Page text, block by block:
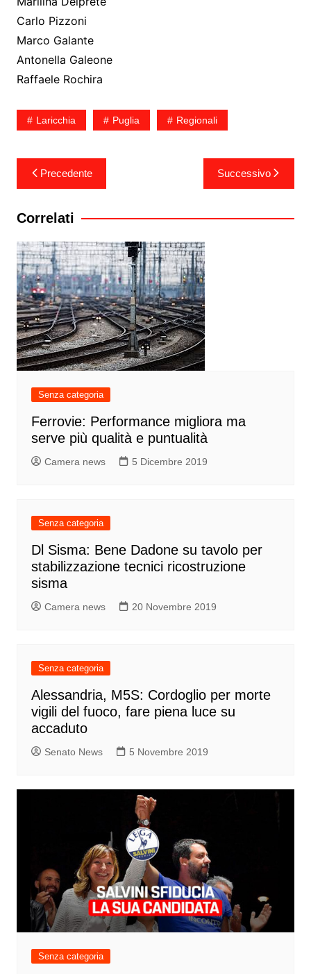
Carlo Pizzoni
Marco Galante
Antonella Galeone
Raffaele Rochira
Laricchia Puglia Regionali
Navigazione
articoli
Precedente Successivo
Correlati
Senza categoria
Ferrovie: Performance migliora ma
serve più qualità e puntualità
Camera news 5 Dicembre 2019
Senza categoria
Dl Sisma: Bene Dadone su tavolo per
stabilizzazione tecnici ricostruzione
sisma
Camera news 20 Novembre 2019
Senza categoria
Alessandria, M5S: Cordoglio per morte
vigili del fuoco, fare piena luce su
accaduto
Senato News 5 Novembre 2019
Senza categoria